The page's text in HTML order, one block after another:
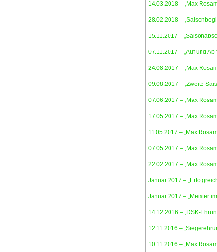
14.03.2018 – „Max
28.02.2018 –
15.11.2017 –
07.11.2017 – „Auf und
24.08.2017 – „Max
09.08.2017 – „Zweite
07.06.2017 – „Max
17.05.2017 – „Max
11.05.2017 – „Max
07.05.2017 – „Max
22.02.2017 – „Max
Januar 2017 –
Januar 2017 – „Meister
14.12.2016 – „DSK-
12.11.2016 –
10.11.2016 – „Max